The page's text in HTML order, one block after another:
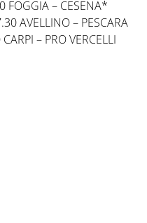
– CESENA*
AVELLINO – PESCARA
– PRO VERCELLI